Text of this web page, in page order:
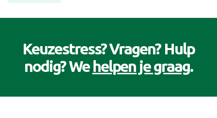
Keuzestress? Vragen? Hulp
nodig? Wehelpen je graag.